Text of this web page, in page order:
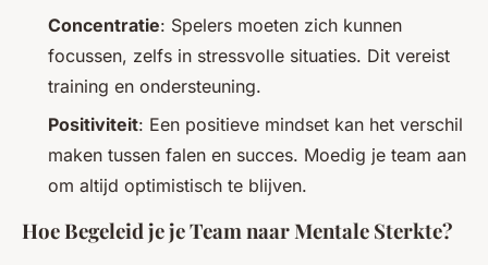
Concentratie: Spelers moeten zich kunnen
focussen, zelfs in stressvolle situaties. Dit vereist
training en ondersteuning.
Positiviteit: Een positieve mindset kan het verschil
maken tussen falen en succes. Moedig je team aan
om altijd optimistisch te blijven.
Hoe Begeleid je je Team naar Mentale Sterkte?